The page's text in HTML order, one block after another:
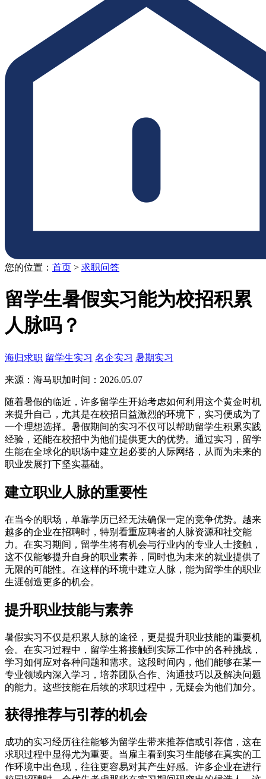
您的位置： 首页 > 求职问答
留学生暑假实习能为校招积累
人脉吗？
海归求职 留学生实习 名企实习 暑期实习
来源：海马职加时间：2026.05.07
随着暑假的临近，许多留学生开始考虑如何利用这个黄金时机
来提升自己，尤其是在校招日益激烈的环境下，实习便成为了
一个理想选择。暑假期间的实习不仅可以帮助留学生积累实践
经验，还能在校招中为他们提供更大的优势。通过实习，留学
生能在全球化的职场中建立起必要的人际网络，从而为未来的
职业发展打下坚实基础。
建立职业人脉的重要性
在当今的职场，单靠学历已经无法确保一定的竞争优势。越来
越多的企业在招聘时，特别看重应聘者的人脉资源和社交能
力。在实习期间，留学生将有机会与行业内的专业人士接触，
这不仅能够提升自身的职业素养，同时也为未来的就业提供了
无限的可能性。在这样的环境中建立人脉，能为留学生的职业
生涯创造更多的机会。
提升职业技能与素养
暑假实习不仅是积累人脉的途径，更是提升职业技能的重要机
会。在实习过程中，留学生将接触到实际工作中的各种挑战，
学习如何应对各种问题和需求。这段时间内，他们能够在某一
专业领域内深入学习，培养团队合作、沟通技巧以及解决问题
的能力。这些技能在后续的求职过程中，无疑会为他们加分。
获得推荐与引荐的机会
成功的实习经历往往能够为留学生带来推荐信或引荐信，这在
求职过程中显得尤为重要。当雇主看到实习生能够在真实的工
作环境中出色现，往往更容易对其产生好感。许多企业在进行